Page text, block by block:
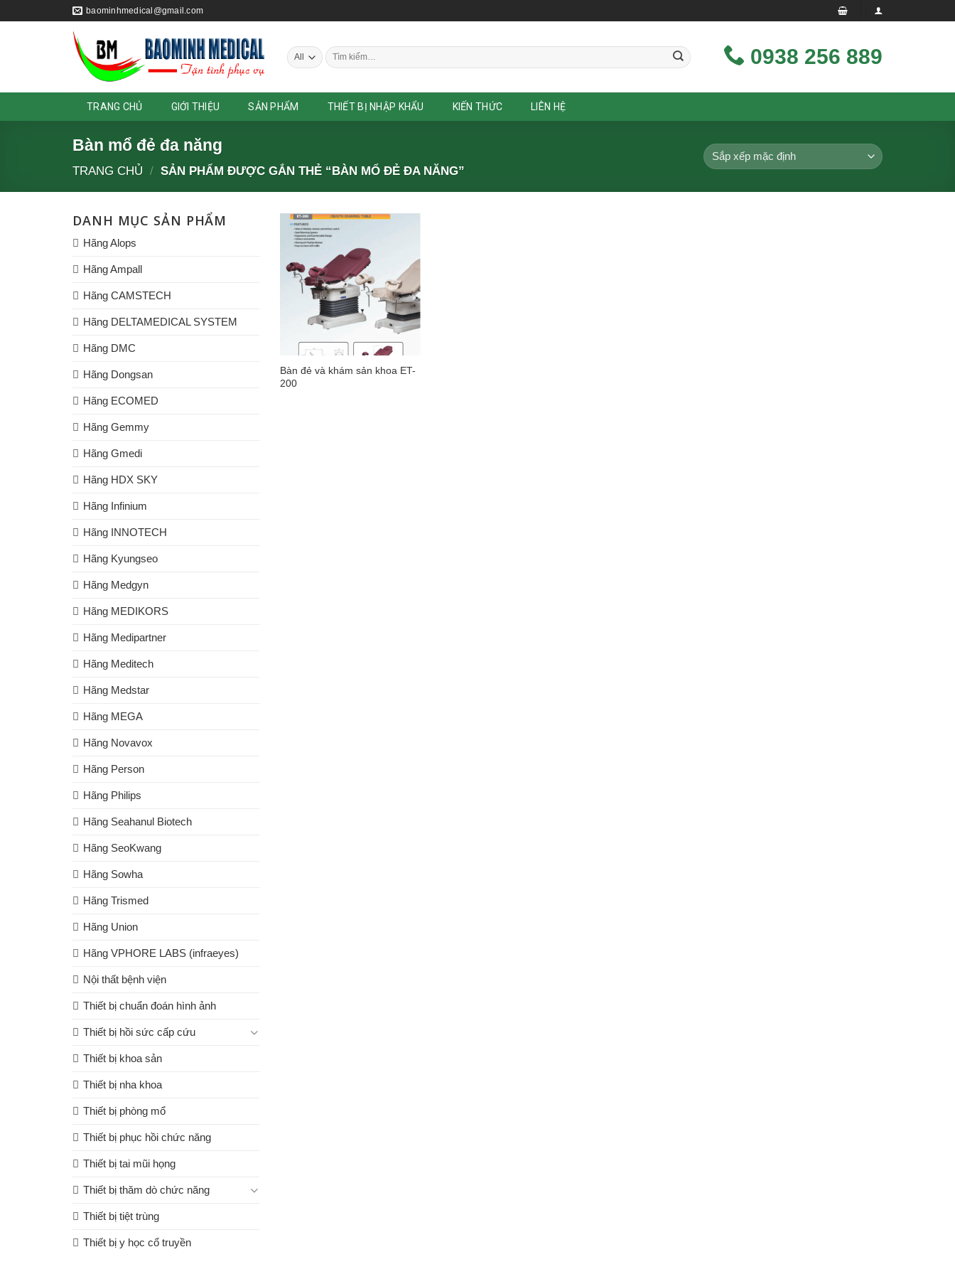
to
baominhmedical@gmail.com
Tìm
kiếm:
0938 256 889
TRANG CHỦ GIỚI THIỆU SẢN PHẨM THIẾT BỊ NHẬP KHẨU KIẾN THỨC LIÊN HỆ
Bàn mổ đẻ đa năng
TRANG CHỦ / SẢN PHẨM ĐƯỢC GẮN THẺ “BÀN MỔ ĐẺ ĐA NĂNG”
DANH MỤC SẢN PHẨM
Hãng Alops
Hãng Ampall
Hãng CAMSTECH
Hãng DELTAMEDICAL SYSTEM
Hãng DMC
Hãng Dongsan
Hãng ECOMED
Hãng Gemmy
Hãng Gmedi
Hãng HDX SKY
Hãng Infinium
Hãng INNOTECH
Hãng Kyungseo
Hãng Medgyn
Hãng MEDIKORS
Hãng Medipartner
Hãng Meditech
Hãng Medstar
Hãng MEGA
Hãng Novavox
Hãng Person
Hãng Philips
Hãng Seahanul Biotech
Hãng SeoKwang
Hãng Sowha
Hãng Trismed
Hãng Union
Hãng VPHORE LABS (infraeyes)
Nội thất bệnh viện
Thiết bị chuẩn đoán hình ảnh
Thiết bị hồi sức cấp cứu
Thiết bị khoa sản
Thiết bị nha khoa
Thiết bị phòng mổ
Thiết bị phục hồi chức năng
Thiết bị tai mũi họng
Thiết bị thăm dò chức năng
Thiết bị tiệt trùng
Thiết bị y học cổ truyền
Bàn đẻ và khám sản khoa ET-
200